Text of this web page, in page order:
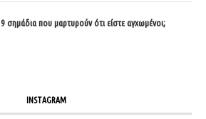
9 σημάδια που μαρτυρούν ότι είστε αγχωμένοι;
INSTAGRAM